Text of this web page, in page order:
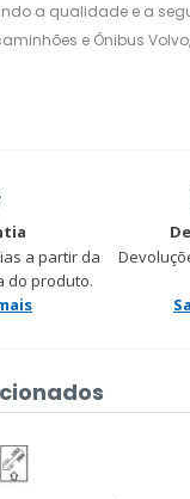
a qualidade e a
e Ônibus
a partir da
do produto.